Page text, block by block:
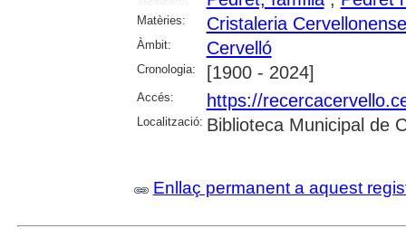
Matèries: Cristaleria
Àmbit: Cervelló
Cronologia: [1900 - 2024]
Accés: https://
Localització: Biblioteca Municipal de
Enllaç permanent a aquest